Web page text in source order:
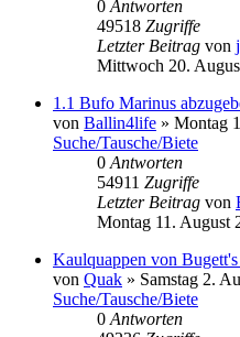
0 Antworten
49518 Zugriffe
Letzter Beitrag von
Mittwoch 20.
1.1 Bufo Marinus
von Ballin4life » Montag
Suche/Tausche/Biete
0 Antworten
54911 Zugriffe
Letzter Beitrag von
Montag 11. August
Kaulquappen von
von Quak » Samstag 2.
Suche/Tausche/Biete
0 Antworten